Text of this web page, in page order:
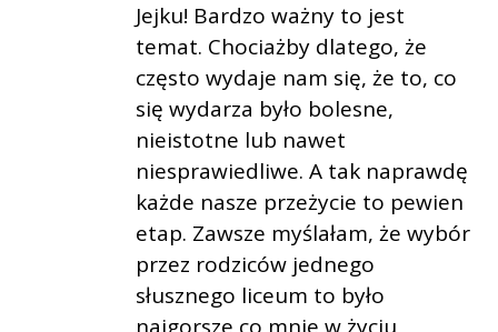
Jejku! Bardzo ważny to jest
temat. Chociażby dlatego, że
często wydaje nam się, że to, co
się wydarza było bolesne,
nieistotne lub nawet
niesprawiedliwe. A tak naprawdę
każde nasze przeżycie to pewien
etap. Zawsze myślałam, że wybór
przez rodziców jednego
słusznego liceum to było